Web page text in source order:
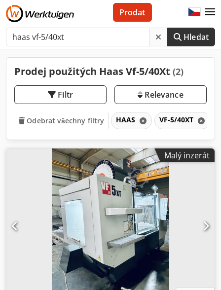
Hledat
Prodat
Prodej použitých Haas Vf-5/40Xt (2)
Filtr Relevance
Odebrat všechny filtry HAAS VF-5/40XT
Malý inzerát